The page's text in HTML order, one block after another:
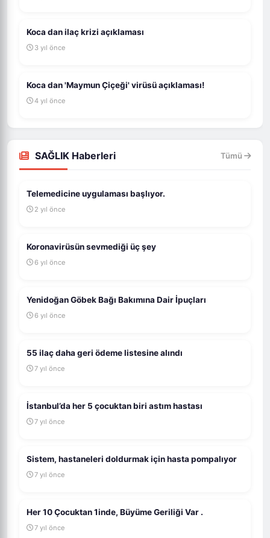
Koca dan ilaç krizi açıklaması
3 yıl önce
Koca dan 'Maymun Çiçeği' virüsü açıklaması!
4 yıl önce
SAĞLIK Haberleri Tümü
Telemedicine uygulaması başlıyor.
2 yıl önce
Koronavirüsün sevmediği üç şey
6 yıl önce
Yenidoğan Göbek Bağı Bakımına Dair İpuçları
6 yıl önce
55 ilaç daha geri ödeme listesine alındı
7 yıl önce
İstanbul’da her 5 çocuktan biri astım hastası
7 yıl önce
Sistem, hastaneleri doldurmak için hasta pompalıyor
7 yıl önce
Her 10 Çocuktan 1inde, Büyüme Geriliği Var .
7 yıl önce